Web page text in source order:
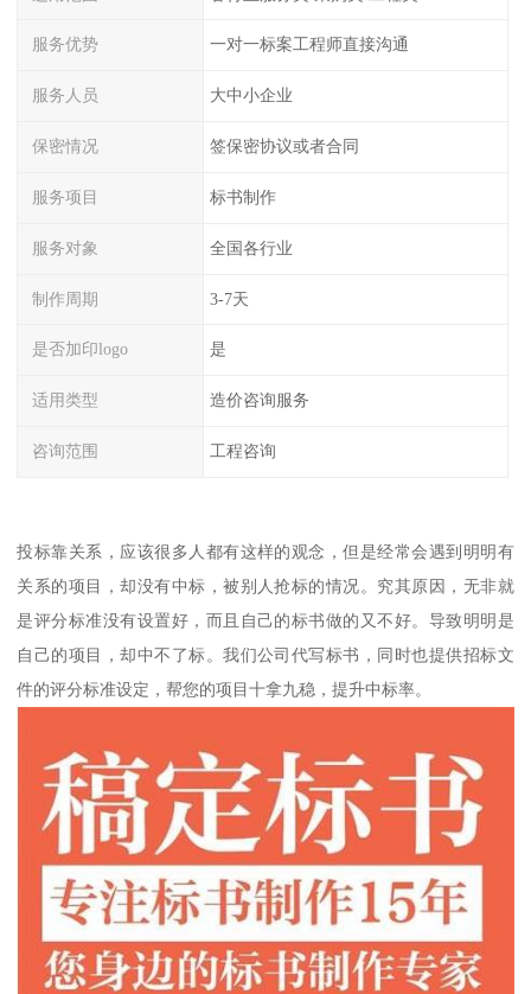
服务优势 一对一标案工程师直接沟通
服务人员 大中小企业
保密情况 签保密协议或者合同
服务项目 标书制作
服务对象 全国各行业
制作周期 3-7天
是否加印logo 是
适用类型 造价咨询服务
咨询范围 工程咨询
投标靠关系，应该很多人都有这样的观念，但是经常会遇到明明有
关系的项目，却没有中标，被别人抢标的情况。究其原因，无非就
是评分标准没有设置好，而且自己的标书做的又不好。导致明明是
自己的项目，却中不了标。我们公司代写标书，同时也提供招标文
件的评分标准设定，帮您的项目十拿九稳，提升中标率。